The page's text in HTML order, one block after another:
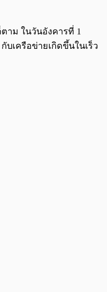
0:00
ตาม ในวันอังคารที่ 1
บเครือข่ายเกิดขึ้นในเร็ว